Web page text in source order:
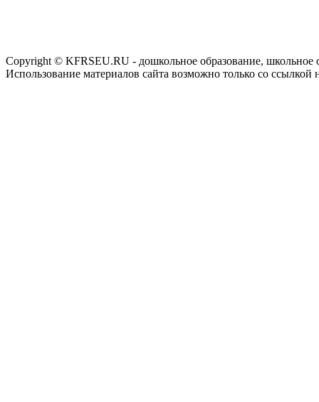
Copyright © KFRSEU.RU - дошкольное образование, школьное
Использование материалов сайта возможно только со ссылкой